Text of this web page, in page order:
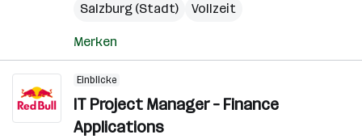
Salzburg (Stadt)
Vollzeit
Merken
Einblicke
IT Project Manager – Finance
Applications